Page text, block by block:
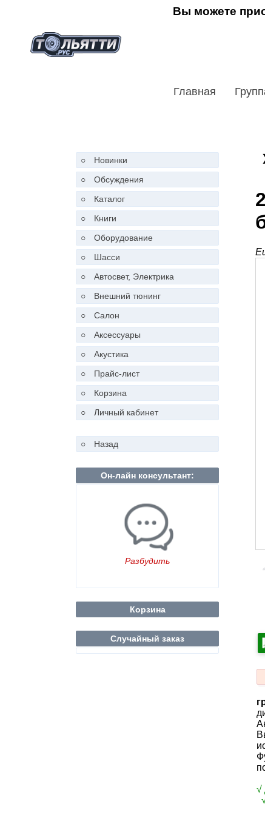
Вы можете
Главная
○
Новинки
○
Обсуждения
○
Каталог
○
Книги
○
Оборудование
○
Шасси
○
Автосвет, Электрика
○
Внешний тюнинг
○
Салон
○
Аксессуары
○
Акустика
○
Прайс-лист
○
Корзина
○
Личный кабинет
○ Назад
Он-лайн консультант:
Разбудить
Корзина
Случайный заказ
√